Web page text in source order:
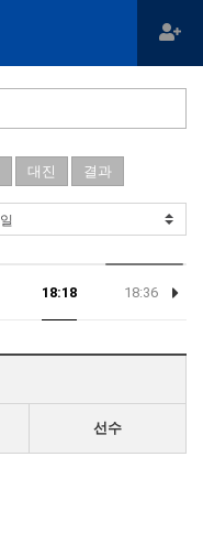
대진 결과
18:18 18:36
선수